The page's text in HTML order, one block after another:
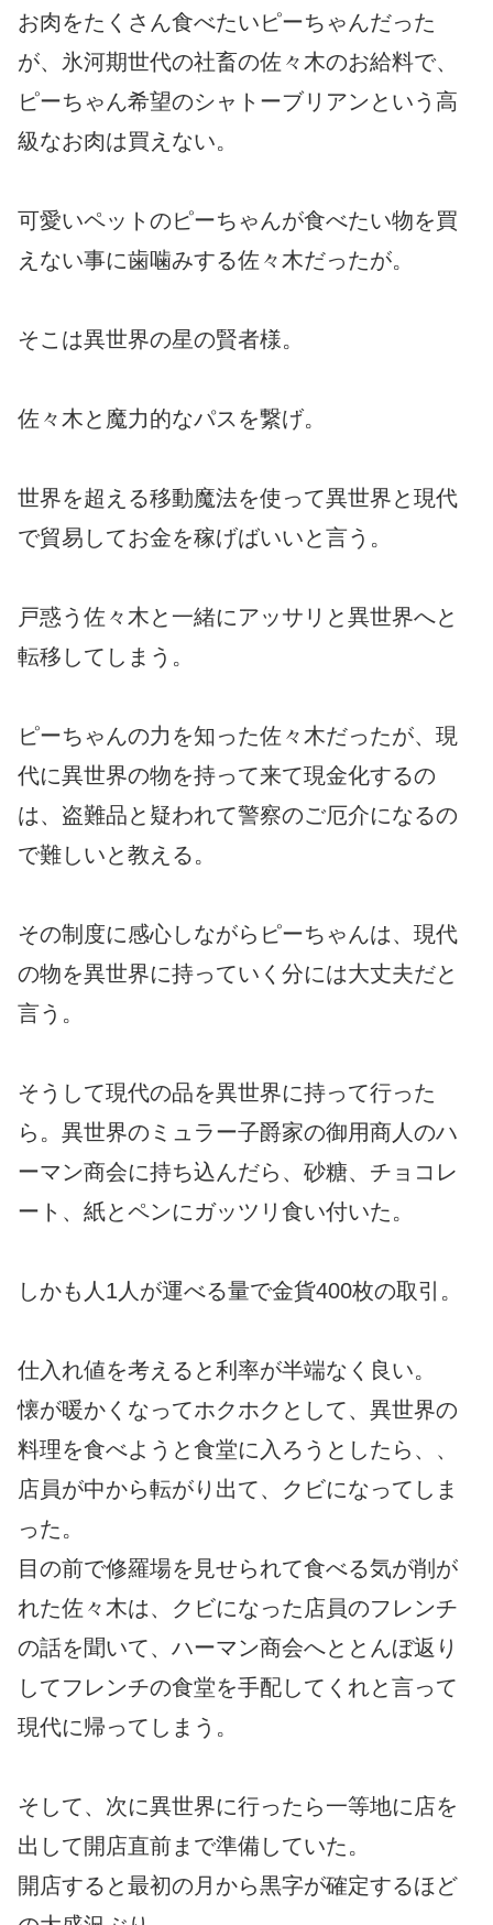
お肉をたくさん食べたいピーちゃんだった
が、氷河期世代の社畜の佐々木のお給料で、
ピーちゃん希望のシャトーブリアンという高
級なお肉は買えない。
可愛いペットのピーちゃんが食べたい物を買
えない事に歯噛みする佐々木だったが。
そこは異世界の星の賢者様。
佐々木と魔力的なパスを繋げ。
世界を超える移動魔法を使って異世界と現代
で貿易してお金を稼げばいいと言う。
戸惑う佐々木と一緒にアッサリと異世界へと
転移してしまう。
ピーちゃんの力を知った佐々木だったが、現
代に異世界の物を持って来て現金化するの
は、盗難品と疑われて警察のご厄介になるの
で難しいと教える。
その制度に感心しながらピーちゃんは、現代
の物を異世界に持っていく分には大丈夫だと
言う。
そうして現代の品を異世界に持って行った
ら。異世界のミュラー子爵家の御用商人のハ
ーマン商会に持ち込んだら、砂糖、チョコレ
ート、紙とペンにガッツリ食い付いた。
しかも人1人が運べる量で金貨400枚の取引。
仕入れ値を考えると利率が半端なく良い。
懐が暖かくなってホクホクとして、異世界の
料理を食べようと食堂に入ろうとしたら、、
店員が中から転がり出て、クビになってしま
った。
目の前で修羅場を見せられて食べる気が削が
れた佐々木は、クビになった店員のフレンチ
の話を聞いて、ハーマン商会へととんぼ返り
してフレンチの食堂を手配してくれと言って
現代に帰ってしまう。
そして、次に異世界に行ったら一等地に店を
出して開店直前まで準備していた。
開店すると最初の月から黒字が確定するほど